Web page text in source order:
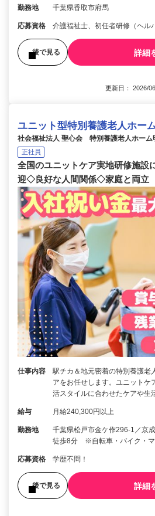
勤務地 千葉県香取市府馬
応募資格 介護福祉士、初任者研修（ヘル
後で見る 詳細
更新日： 2026/
ユニット型特別養護老人ホー
社会福祉法人 聖心会 特別養護老人ホーム
正社員
全国のユニットケア実地研修施
迎◇良好な人間関係◇家庭と両立
仕事内容
駅チカ＆地元密着の特別養護老
アをお任せします。ユニットケ
活スタイルに合わせたケアや
給与 月給240,300円以上
勤務地
千葉県松戸市金ケ作296-1／京
徒歩8分 ※自転車・バイク・マ
応募資格 学歴不問！
後で見る 詳細